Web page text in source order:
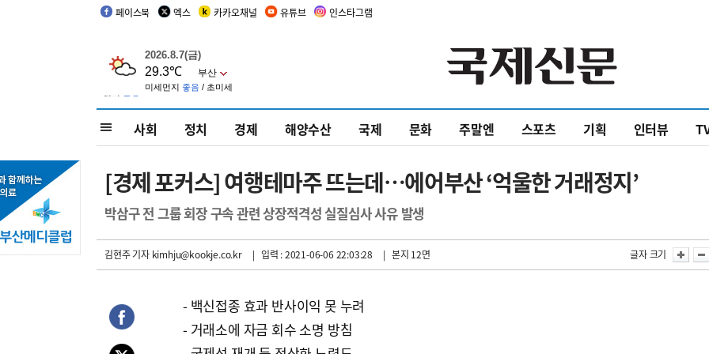
페이스북 엑스 카카오채널 유튜브 인스타그램
사회 정치 경제 해양수산 국제 문화 주말엔 스포츠 기획 인터뷰
[경제 포커스] 여행테마주 뜨는데…에어부산 ‘억울한 거래정지’
박삼구 전 그룹 회장 구속 관련 상장적격성 실질심사 사유 발생
김현주 기자kimhju@kookje.co.kr | 입력 : 2021-06-06 22:03:28 | 본지 12면 글자 크기
- 백신접종 효과 반사이익 못 누려
- 거래소에 자금 회수 소명 방침